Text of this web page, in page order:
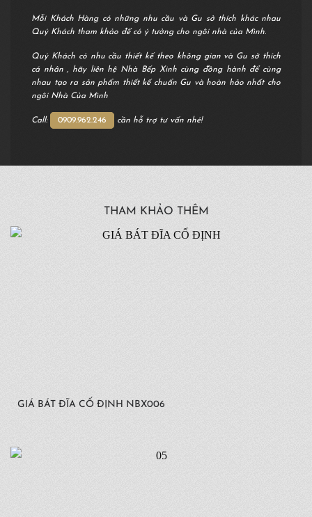
Mỗi Khách Hàng có những nhu cầu và Gu sở thích khác nhau
Quý Khách tham khảo để có ý tưởng cho ngôi nhà của Mình.
Quý Khách có nhu cầu thiết kế theo không gian và Gu sở thích
cá nhân , hãy liên hệ Nhà Bếp Xinh cùng đồng hành để cùng
nhau tạo ra sản phẩm thiết kế chuẩn Gu và hoàn hảo nhất cho
ngôi Nhà Của Mình
Call: 0909.962.246 cần hỗ trợ tư vấn nhé!
THAM KHẢO THÊM
GIÁ BÁT ĐĨA CỐ ĐỊNH NBX006